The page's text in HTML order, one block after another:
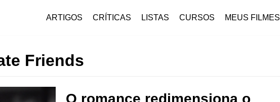
ARTIGOS CRÍTICAS LISTAS CURSOS MEUS FILMES
Friends
O romance redimensiona o